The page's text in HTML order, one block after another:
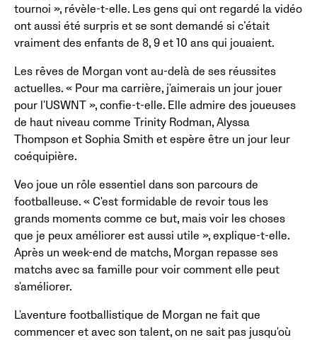
tournoi », révèle-t-elle. Les gens qui ont regardé la vidéo
ont aussi été surpris et se sont demandé si c’était
vraiment des enfants de 8, 9 et 10 ans qui jouaient.
Les rêves de Morgan vont au-delà de ses réussites
actuelles. « Pour ma carrière, j'aimerais un jour jouer
pour l'USWNT », confie-t-elle. Elle admire des joueuses
de haut niveau comme Trinity Rodman, Alyssa
Thompson et Sophia Smith et espère être un jour leur
coéquipière.
Veo joue un rôle essentiel dans son parcours de
footballeuse. « C'est formidable de revoir tous les
grands moments comme ce but, mais voir les choses
que je peux améliorer est aussi utile », explique-t-elle.
Après un week-end de matchs, Morgan repasse ses
matchs avec sa famille pour voir comment elle peut
s'améliorer.
L'aventure footballistique de Morgan ne fait que
commencer et avec son talent, on ne sait pas jusqu'où